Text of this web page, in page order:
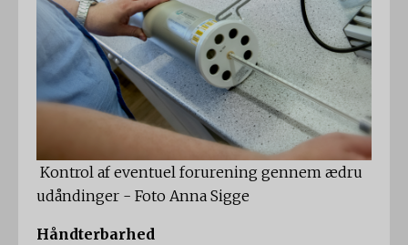
​ Kontrol af eventuel forurening gennem ædru
udåndinger - Foto Anna Sigge
Håndterbarhed